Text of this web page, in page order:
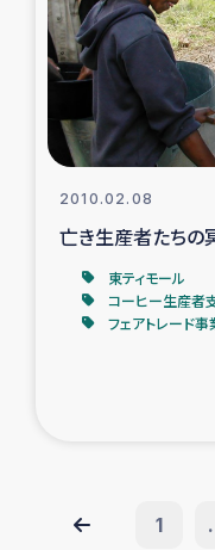
2010.02.08
亡き生産者たちの
東ティモール
コーヒー生産者
フェアトレード事
1